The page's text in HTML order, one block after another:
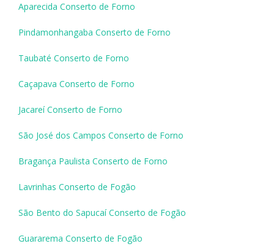
Aparecida Conserto de Forno
Pindamonhangaba Conserto de Forno
Taubaté Conserto de Forno
Caçapava Conserto de Forno
Jacareí Conserto de Forno
São José dos Campos Conserto de Forno
Bragança Paulista Conserto de Forno
Lavrinhas Conserto de Fogão
São Bento do Sapucaí Conserto de Fogão
Guararema Conserto de Fogão